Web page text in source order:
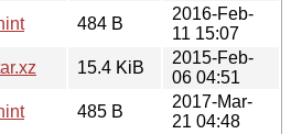
484 B
2016-Feb-
11 15:07
15.4 KiB
2015-Feb-
06 04:51
485 B
2017-Mar-
21 04:48